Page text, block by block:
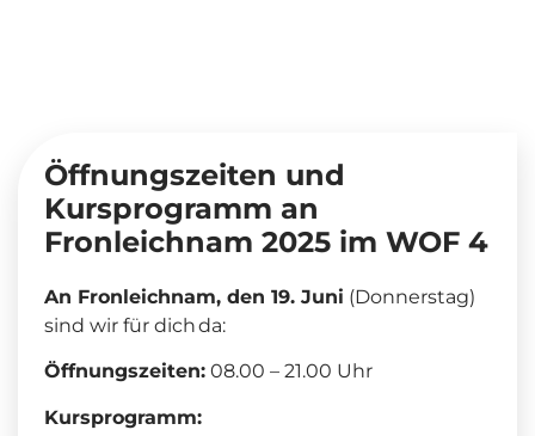
Öffnungszeiten und
Kursprogramm an
Fronleichnam 2025 im WOF 4
An Fronleichnam, den 19. Juni (Donnerstag)
sind wir für dich da:
Öffnungszeiten: 08.00 – 21.00 Uhr
Kursprogramm: